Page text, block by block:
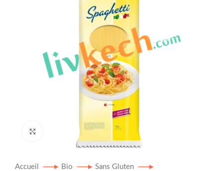
Click to enlarge
Accueil Bio
Sans Gluten